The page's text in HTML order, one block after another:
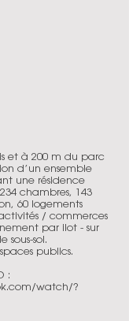
et à 200 m du parc
d’un ensemble
une résidence
chambres, 143
60 logements
/ commerces
par ilot - sur
sous-sol.
publics.
:
watch/?